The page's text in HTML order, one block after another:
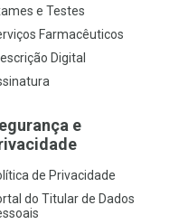
e Testes
Farmacêuticos
Digital
e
de Privacidade
do Titular de Dados